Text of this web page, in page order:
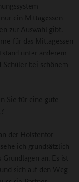
ein Mittagessen
zur Auswahl gibt.
für das Mittagessen
unter anderem
bei schönem
Sie für eine gute
der Holstentor-
ich grundsätzlich
an. Es ist
sich auf den Weg